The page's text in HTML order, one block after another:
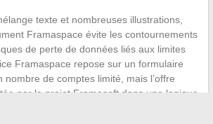
texte et nombreuses illustrations,
Framaspace évite les contournements
de perte de données liés aux limites
Framaspace repose sur un formulaire
nombre de comptes limité, mais l’offre
par le projet Framasoft dans une logique